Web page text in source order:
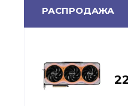
РАСПРОДАЖА